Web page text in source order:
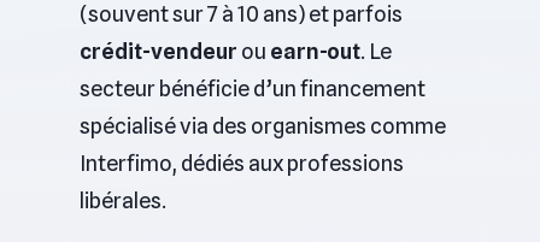
(souvent sur 7 à 10 ans) et parfois
crédit-vendeur ou earn-out. Le
secteur bénéficie d’un financement
spécialisé via des organismes comme
Interfimo, dédiés aux professions
libérales.